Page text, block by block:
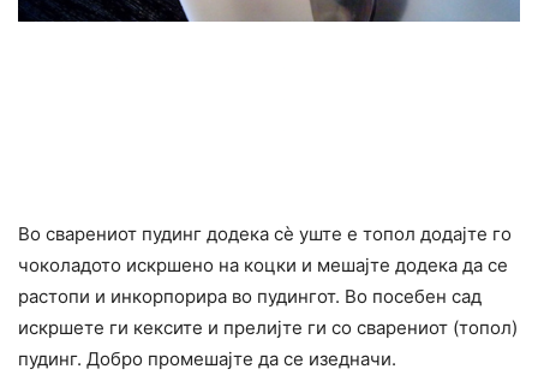
Во сварениот пудинг додека сè уште е топол додајте го
чоколадото искршено на коцки и мешајте додека да се
растопи и инкорпорира во пудингот. Во посебен сад
искршете ги кексите и прелијте ги со сварениот (топол)
пудинг. Добро промешајте да се изедначи.